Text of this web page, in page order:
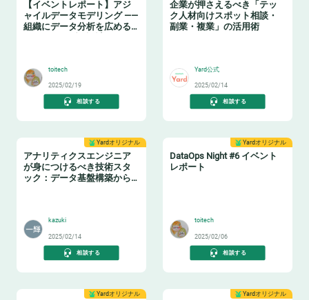
【イベントレポート】アジ
ャイルデータモデリング ——
組織にデータ分析を広める
toitech
2025/02/19
相談する
企業が押さえるべき「テッ
ク人材向けスポット相談・
副業・複業」の活用術
Yard公式
2025/02/14
相談する
Yardオリジナル
アナリティクスエンジニア
が身につけるべき技術スタ
ック：データ基盤構築からBI
kazuki
2025/02/14
相談する
Yardオリジナル
DataOps Night #6 イベント
レポート
toitech
2025/02/06
相談する
Yardオリジナル Yardオリジナル